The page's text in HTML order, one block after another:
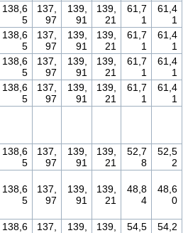
138,6
5
137,
97
139,
91
139,
21
61,7
1
61,4
1
138,6
5
137,
97
139,
91
139,
21
61,7
1
61,4
1
138,6
5
137,
97
139,
91
139,
21
61,7
1
61,4
1
138,6
5
137,
97
139,
91
139,
21
61,7
1
61,4
1
138,6
5
137,
97
139,
91
139,
21
52,7
8
52,5
2
138,6
5
137,
97
139,
91
139,
21
48,8
4
48,6
0
138,6
137,
139,
139,
54,5
54,2